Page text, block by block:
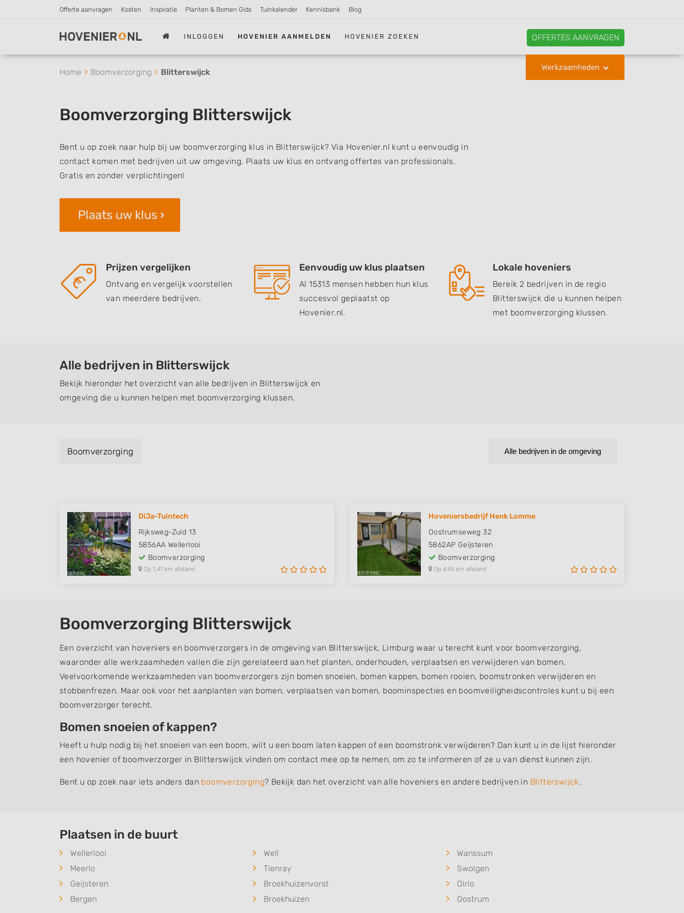
Offerte aanvragen Kosten Inspiratie Planten & Bomen Gids Tuinkalender Kennisbank Blog
INLOGGEN HOVENIER AANMELDEN HOVENIER ZOEKEN OFFERTES AANVRAGEN
Werkzaamheden
Home Boomverzorging Blitterswijck
Boomverzorging Blitterswijck
Bent u op zoek naar hulp bij uw boomverzorging klus in Blitterswijck? Via Hovenier.nl kunt u eenvoudig in
contact komen met bedrijven uit uw omgeving. Plaats uw klus en ontvang offertes van professionals.
Gratis en zonder verplichtingen!
Plaats uw klus
Prijzen vergelijken
Ontvang en vergelijk voorstellen
van meerdere bedrijven.
Eenvoudig uw klus plaatsen
Al 15313 mensen hebben hun klus
succesvol geplaatst op
Hovenier.nl.
Lokale hoveniers
Bereik 2 bedrijven in de regio
Blitterswijck die u kunnen helpen
met boomverzorging klussen.
Alle bedrijven in Blitterswijck
Bekijk hieronder het overzicht van alle bedrijven in Blitterswijck en
omgeving die u kunnen helpen met boomverzorging klussen.
Boomverzorging Alle bedrijven in de omgeving
DiJa-Tuintech
Rijksweg-Zuid 13
5856AA Wellerlooi
Boomverzorging
Op 1,41 km afstand
Hoveniersbedrijf Henk Lomme
Oostrumseweg 32
5862AP Geijsteren
Boomverzorging
Op 4,95 km afstand
Boomverzorging Blitterswijck
Een overzicht van hoveniers en boomverzorgers in de omgeving van Blitterswijck, Limburg waar u terecht kunt voor boomverzorging,
waaronder alle werkzaamheden vallen die zijn gerelateerd aan het planten, onderhouden, verplaatsen en verwijderen van bomen.
Veelvoorkomende werkzaamheden van boomverzorgers zijn bomen snoeien, bomen kappen, bomen rooien, boomstronken verwijderen en
stobbenfrezen. Maar ook voor het aanplanten van bomen, verplaatsen van bomen, boominspecties en boomveiligheidscontroles kunt u bij een
boomverzorger terecht.
Bomen snoeien of kappen?
Heeft u hulp nodig bij het snoeien van een boom, wilt u een boom laten kappen of een boomstronk verwijderen? Dan kunt u in de lijst hieronder
een hovenier of boomverzorger in Blitterswijck vinden om contact mee op te nemen, om zo te informeren of ze u van dienst kunnen zijn.
Bent u op zoek naar iets anders dan boomverzorging? Bekijk dan het overzicht van alle hoveniers en andere bedrijven in Blitterswijck.
Plaatsen in de buurt
Wellerlooi Well
Wanssum
Meerlo
Tienray
Swolgen
Geijsteren
Broekhuizenvorst
Oirlo
Bergen
Broekhuizen Oostrum